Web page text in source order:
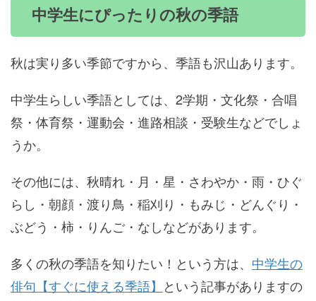
中学生にぴったりの秋の季語
秋は実り多い季節ですから、季語も沢山あります。
中学生らしい季語としては、2学期・文化祭・合唱
祭・体育祭・運動会・進路相談・受験生などでしょ
うか。
その他には、秋晴れ・月・星・さわやか・雨・ひぐ
らし・朝顔・渡り鳥・稲刈り・もみじ・どんぐり・
ぶどう・柿・りんご・なしなどがあります。
多くの秋の季語を知りたい！という方は、 中学生の
俳句【すぐに使える季語】 という記事がありますの